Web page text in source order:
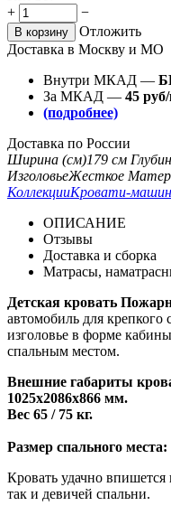
+
−
В корзину
Отложить
Доставка в Москву и МО
Внутри МКАД —
За МКАД — 45
(подробнее)
Доставка по России
Ширина (см)179 см
ИзголовьеЖесткое
КоллекцииКровати-
ОПИСАНИЕ
Отзывы
Доставка и сборка
Матрасы,
Детская кровать
автомобиль для
изголовье в форме
спальным местом.
Внешние габариты
1025х2086х866 мм.
Вес 65 / 75 кг.
Размер спального
Кровать удачно впишется
так и девичей спальни.